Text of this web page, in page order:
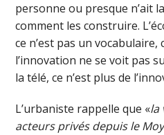
personne ou presque n’ait
comment les construire.
ce n’est pas un vocabulaire,
l’innovation ne se voit pas
la télé, ce n’est plus de
L’urbaniste rappelle que «la
acteurs privés depuis le